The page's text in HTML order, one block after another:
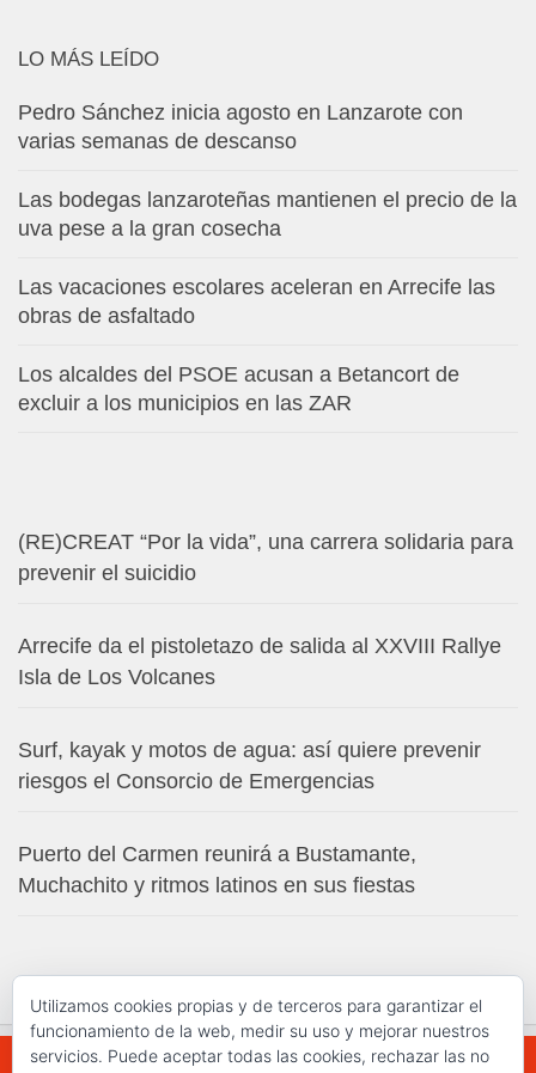
LO MÁS LEÍDO
Pedro Sánchez inicia agosto en Lanzarote con
varias semanas de descanso
Las bodegas lanzaroteñas mantienen el precio de la
uva pese a la gran cosecha
Las vacaciones escolares aceleran en Arrecife las
obras de asfaltado
Los alcaldes del PSOE acusan a Betancort de
excluir a los municipios en las ZAR
(RE)CREAT “Por la vida”, una carrera solidaria para
prevenir el suicidio
Arrecife da el pistoletazo de salida al XXVIII Rallye
Isla de Los Volcanes
Surf, kayak y motos de agua: así quiere prevenir
riesgos el Consorcio de Emergencias
Puerto del Carmen reunirá a Bustamante,
Muchachito y ritmos latinos en sus fiestas
Utilizamos cookies propias y de terceros para garantizar el
funcionamiento de la web, medir su uso y mejorar nuestros
servicios. Puede aceptar todas las cookies, rechazar las no